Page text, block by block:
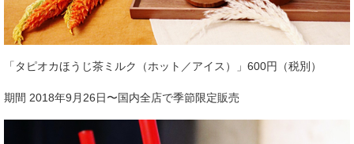
「タピオカほうじ茶ミルク（ホット／アイス）」600円（税別）
期間 2018年9月26日〜国内全店で季節限定販売